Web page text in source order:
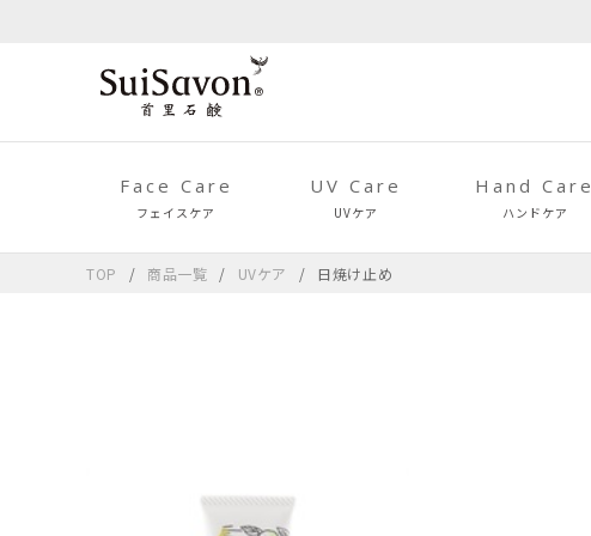
Face Care
フェイスケア
UV Care
UVケア
Hand Care
ハンドケア
TOP 商品一覧 UVケア 日焼け止め